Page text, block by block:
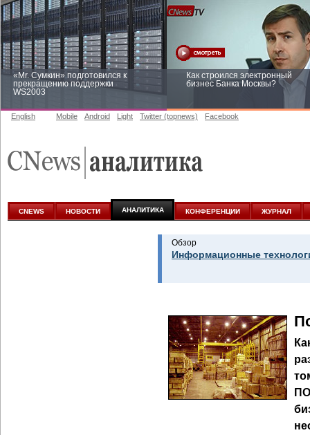
«Mr. Сумкин» подготовился к
прекращению поддержки
WS2003
Как строился электронный
бизнес Банка Москвы?
аналитике
English Mobile Android Light Twitter (topnews) Facebook
CNEWS НОВОСТИ АНАЛИТИКА КОНФЕРЕНЦИИ ЖУРНАЛ
Обзор
Информационные